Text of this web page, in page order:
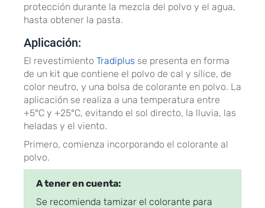
protección durante la mezcla del polvo y el agua,
hasta obtener la pasta.
Aplicación:
El revestimiento Tradiplus se presenta en forma
de un kit que contiene el polvo de cal y sílice, de
color neutro, y una bolsa de colorante en polvo. La
aplicación se realiza a una temperatura entre
+5°C y +25°C, evitando el sol directo, la lluvia, las
heladas y el viento.
Primero, comienza incorporando el colorante al
polvo.
A tener en cuenta:
Se recomienda tamizar el colorante para